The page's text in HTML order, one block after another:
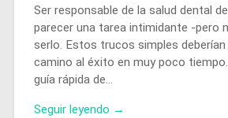
Ser responsable de la salud dental
parecer una tarea intimidante -pero
serlo. Estos trucos simples deberían
camino al éxito en muy poco
guía rápida de…
Seguir leyendo →